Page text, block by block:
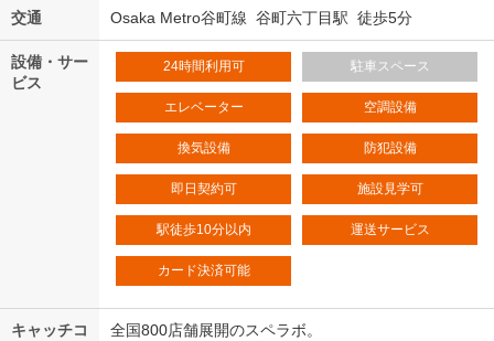
交通 Osaka Metro谷町線 谷町六丁目駅 徒歩5分
設備・サー
ビス
24時間利用可 駐車スペース
エレベーター 空調設備
換気設備 防犯設備
即日契約可 施設見学可
駅徒歩10分以内 運送サービス
カード決済可能
キャッチコ
全国800店舗展開のスペラボ。